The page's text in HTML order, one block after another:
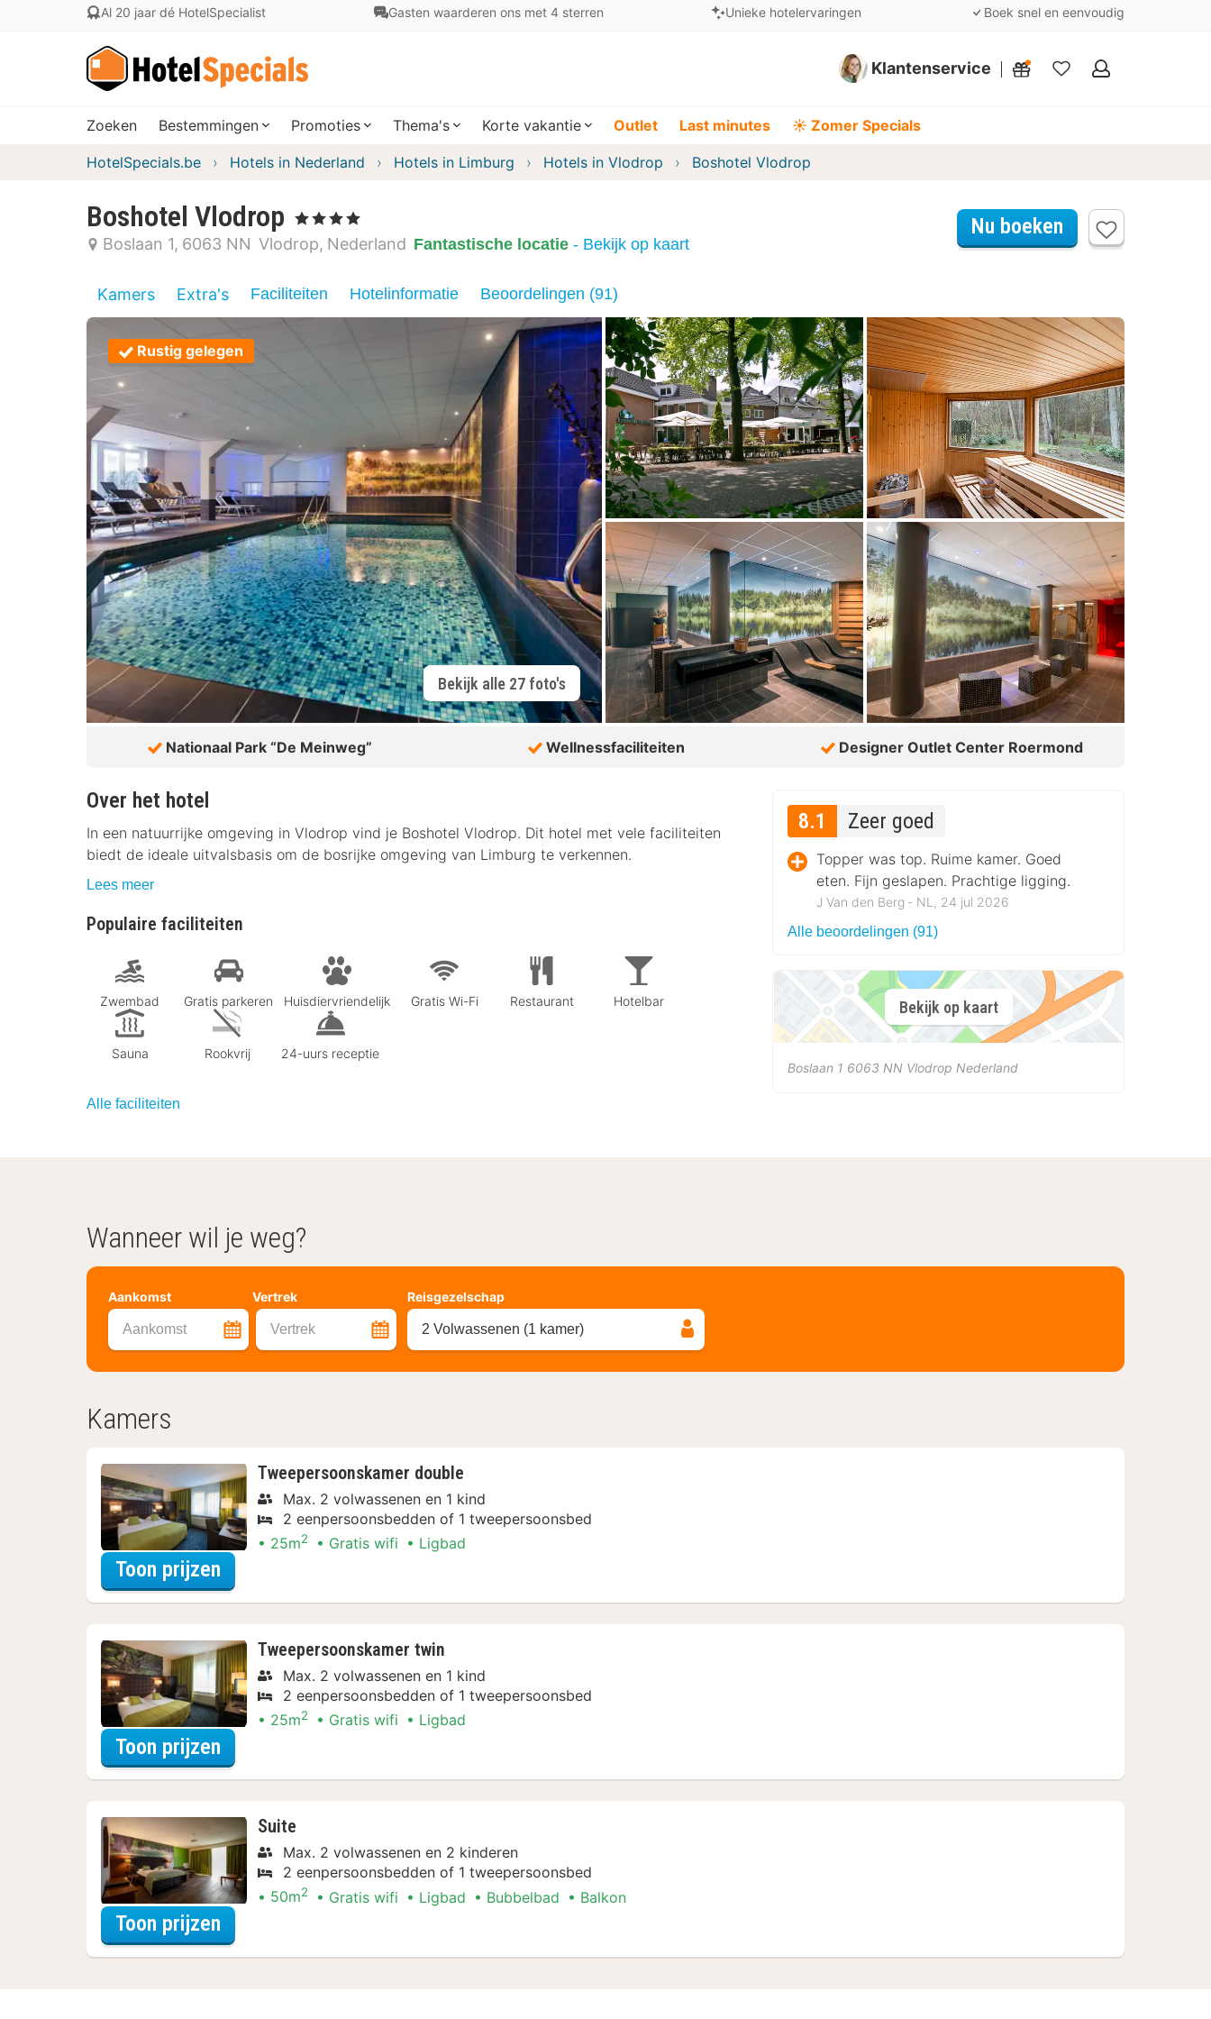
Al 20 jaar dé HotelSpecialist Gasten waarderen ons met 4 sterren Unieke hotelervaringen Boek snel en eenvoudig
Klantenservice
Mijn
Zoeken Bestemmingen Promoties Thema's Korte vakantie Outlet Last minutes ☀️ Zomer Specials
HotelSpecials.be Hotels in Nederland Hotels in Limburg Hotels in Vlodrop Boshotel Vlodrop
Boshotel Vlodrop , 4 Sterren
Boslaan 1 6063 NN Vlodrop Nederland Fantastische locatie - Bekijk op kaart
Nu boeken
Kamers Extra's Faciliteiten Hotelinformatie Beoordelingen (91)
Rustig gelegen
Bekijk alle 27 foto's
Nationaal Park “De Meinweg” Wellnessfaciliteiten Designer Outlet Center Roermond
Over het hotel
In een natuurrijke omgeving in Vlodrop vind je Boshotel Vlodrop. Dit hotel met vele faciliteiten
biedt de ideale uitvalsbasis om de bosrijke omgeving van Limburg te verkennen.
Lees meer
Populaire faciliteiten
Zwembad Gratis parkeren Huisdiervriendelijk Gratis Wi-Fi Restaurant Hotelbar
Sauna Rookvrij 24-uurs receptie
Alle faciliteiten
8.1 Zeer goed
Topper was top. Ruime kamer. Goed
eten. Fijn geslapen. Prachtige ligging.
J Van den Berg ‐ NL, 24 jul 2026
Alle beoordelingen (91)
Bekijk op kaart
Boslaan 1 6063 NN Vlodrop Nederland
Wanneer wil je weg?
Aankomst Vertrek
Aankomst Vertrek
Reisgezelschap
2 Volwassenen (1 kamer)
Kamers
Tweepersoonskamer double
Max. 2 volwassenen en 1 kind
2 eenpersoonsbedden of 1 tweepersoonsbed
25m2 Gratis wifi Ligbad
Toon prijzen
Tweepersoonskamer twin
Max. 2 volwassenen en 1 kind
2 eenpersoonsbedden of 1 tweepersoonsbed
25m2 Gratis wifi Ligbad
Toon prijzen
Suite
Max. 2 volwassenen en 2 kinderen
2 eenpersoonsbedden of 1 tweepersoonsbed
50m2 Gratis wifi Ligbad Bubbelbad Balkon
Toon prijzen